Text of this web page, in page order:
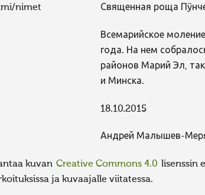
nimet Священная роща
Всемарийское
года. На нем
районов Марий Эл,
и Минска.
18.10.2015
Андрей Малышев-
kuvan Creative Commons 4.0 lisenssin
ja kuvaajalle viitatessa.